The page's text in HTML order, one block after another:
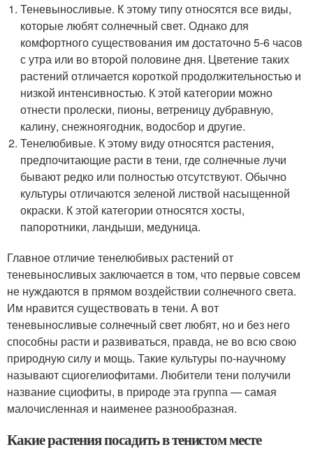
Теневыносливые. К этому типу относятся все виды,
которые любят солнечный свет. Однако для
комфортного существования им достаточно 5-6 часов
с утра или во второй половине дня. Цветение таких
растений отличается короткой продолжительностью и
низкой интенсивностью. К этой категории можно
отнести пролески, пионы, ветреницу дубравную,
калину, снежноягодник, водосбор и другие.
Тенелюбивые. К этому виду относятся растения,
предпочитающие расти в тени, где солнечные лучи
бывают редко или полностью отсутствуют. Обычно
культуры отличаются зеленой листвой насыщенной
окраски. К этой категории относятся хосты,
папоротники, ландыши, медуница.
Главное отличие тенелюбивых растений от
теневыносливых заключается в том, что первые совсем
не нуждаются в прямом воздействии солнечного света.
Им нравится существовать в тени. А вот
теневыносливые солнечный свет любят, но и без него
способны расти и развиваться, правда, не во всю свою
природную силу и мощь. Такие культуры по-научному
называют сциогелиофитами. Любители тени получили
название сциофиты, в природе эта группа — самая
малочисленная и наименее разнообразная.
Какие растения посадить в тенистом месте